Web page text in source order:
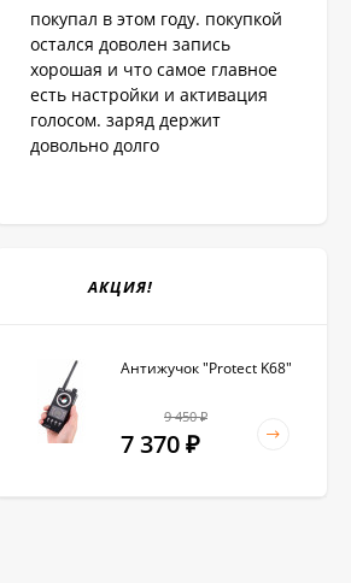
покупал в этом году. покупкой
остался доволен запись
хорошая и что самое главное
есть настройки и активация
голосом. заряд держит
довольно долго
АКЦИЯ!
Антижучок "Protect K68"
9 450₽
7 370 ₽